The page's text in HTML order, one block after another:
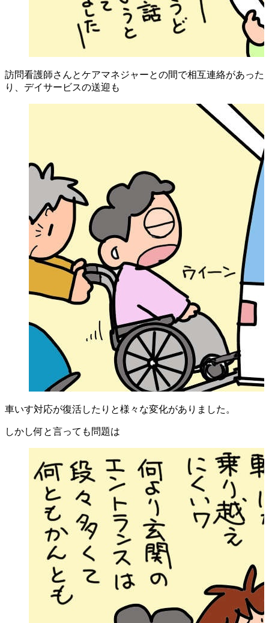
訪問看護師さんとケアマネジャーとの間で相互連絡があった
り、デイサービスの送迎も
車いす対応が復活したりと様々な変化がありました。
しかし何と言っても問題は